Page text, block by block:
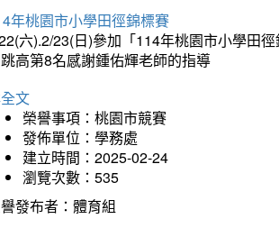
年桃園市小學田徑錦標賽
六).2/23(日)參加「114年桃園市小學田
高第8名感謝鍾佑輝老師的指導
文
榮譽事項：桃園市競賽
發佈單位：學務處
建立時間：2025-02-24
瀏覽次數：535
發布者：體育組